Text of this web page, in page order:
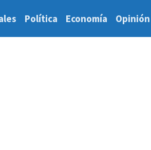
Política Economía Opinión